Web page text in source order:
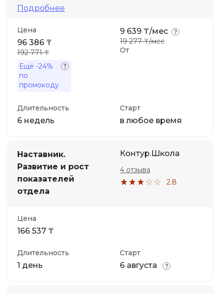
Подробнее
Цена
96 386 ₸
192 771 ₸
Ещё -24%
по
промокоду
От
9 639 ₸/мес
19 277 ₸/мес
Длительность
6 недель
Старт
в любое время
Наставник.
Развитие и рост
показателей
отдела
Контур.Школа
2.8
4 отзыва
Цена
166 537 ₸
Длительность
1 день
Старт
6 августа